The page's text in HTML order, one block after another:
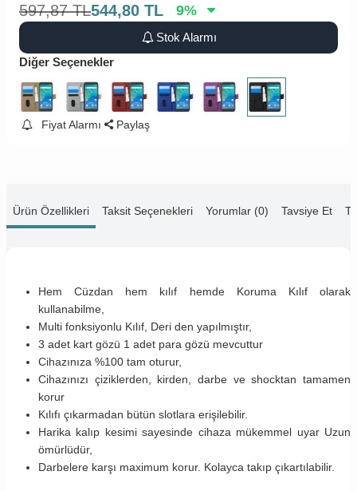
597,87 TL544,80 TL 9%
Stok Alarmı
Diğer Seçenekler
Fiyat Alarmı Paylaş
Ürün Özellikleri Taksit Seçenekleri Yorumlar (0) Tavsiye Et
Hem Cüzdan hem kılıf hemde Koruma Kılıf olarak
kullanabilme,
Multi fonksiyonlu Kılıf, Deri den yapılmıştır,
3 adet kart gözü 1 adet para gözü mevcuttur
Cihazınıza %100 tam oturur,
Cihazınızı çiziklerden, kirden, darbe ve shocktan tamamen
korur
Kılıfı çıkarmadan bütün slotlara erişilebilir.
Harika kalıp kesimi sayesinde cihaza mükemmel uyar Uzun
ömürlüdür,
Darbelere karşı maximum korur. Kolayca takıp çıkartılabilir.